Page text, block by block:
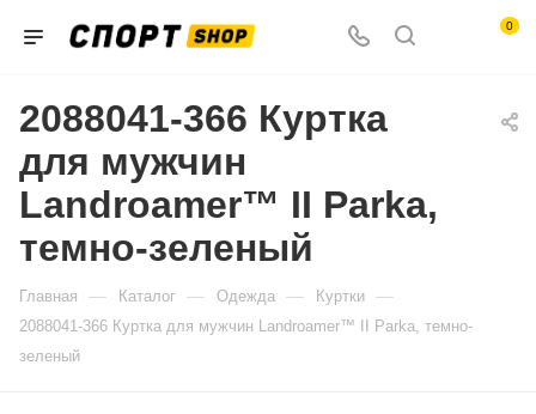
0
2088041-366 Куртка
для мужчин
Landroamer™ II Parka,
темно-зеленый
Главная — Каталог — Одежда — Куртки —
2088041-366 Куртка для мужчин Landroamer™ II Parka, темно-
зеленый